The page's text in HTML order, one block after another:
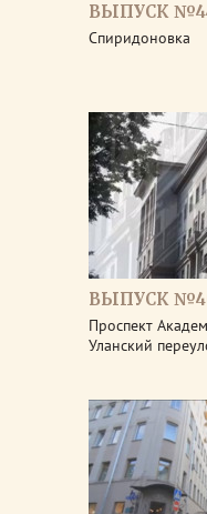
ВЫПУСК
Спиридоновка
ВЫПУСК
Проспект
Уланский